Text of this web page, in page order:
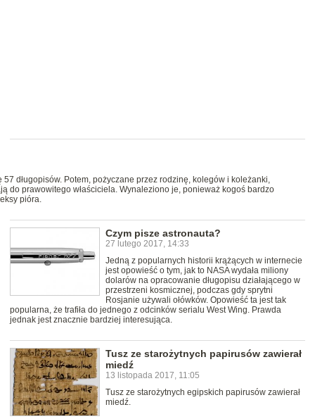
długopisów. Potem, pożyczane przez rodzinę, kolegów i koleżanki,
do prawowitego właściciela. Wynaleziono je, ponieważ kogoś bardzo
pióra.
Czym pisze astronauta?
27 lutego 2017, 14:33
Jedną z popularnych historii krążących w internecie
jest opowieść o tym, jak to NASA wydała miliony
dolarów na opracowanie długopisu działającego w
przestrzeni kosmicznej, podczas gdy sprytni
Rosjanie używali ołówków. Opowieść ta jest tak
popularna, że trafiła do jednego z odcinków serialu West Wing. Prawda
jednak jest znacznie bardziej interesująca.
Tusz ze starożytnych papirusów zawierał
miedź
13 listopada 2017, 11:05
Tusz ze starożytnych egipskich papirusów zawierał
miedź.